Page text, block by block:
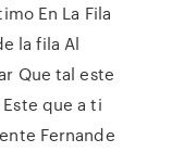
En La Fila
la fila Al
Que tal este
que a ti
Fernande